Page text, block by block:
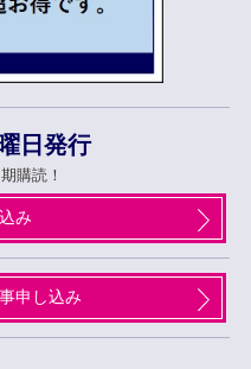
日発行
購読！
み
申し込み